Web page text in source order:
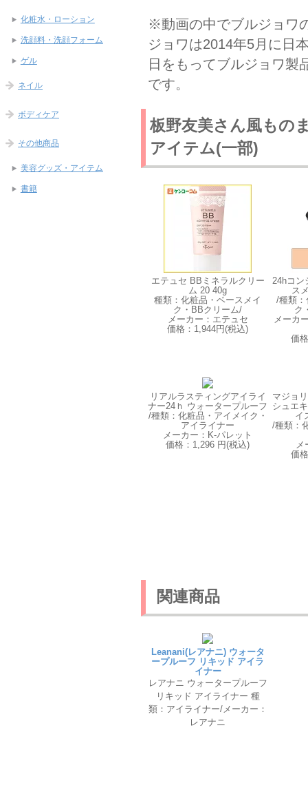
※動画の中でブルジョワ
ジョワは2014年5月に日
日をもってブルジョワ製
です。
板野友美さん風もの
アイテム(一部)
エテュセ BBミネラルクリー
ム 20 40g
種類：化粧品・ベースメイ
ク・BBクリーム/
メーカー：エテュセ
価格：1,944円(税込)
24hコン
ス
/種類：
ク
メーカ
価
リアルラスティングアイライ
ナー24ｈ ウォータープルーフ
/種類：化粧品・アイメイク・
アイライナー
メーカー：K-パレット
価格：1,296 円(税込)
マジョ
シュエ
イ
/種類：
メ
価
関連商品
Leanani(レアナニ) ウォータ
ープルーフ リキッド アイラ
イナー
レアナニ ウォータープルーフ
リキッド アイライナー 種
類：アイライナー/メーカー：
レアナニ
化粧水・ローション
洗顔料・洗顔フォーム
ゲル
ネイル
ボディケア
その他商品
美容グッズ・アイテム
書籍